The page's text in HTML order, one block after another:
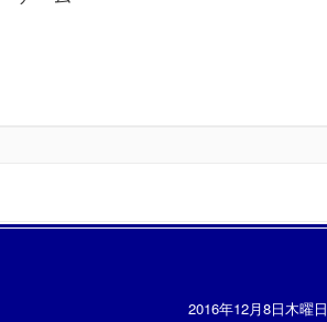
2016年12月8日木曜日